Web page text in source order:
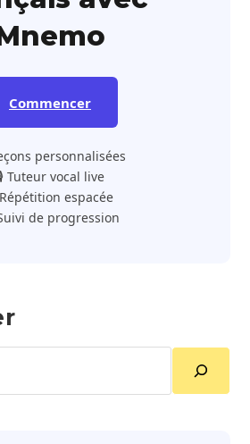
Commencer
personnalisées
Tuteur vocal live
Répétition espacée
de progression